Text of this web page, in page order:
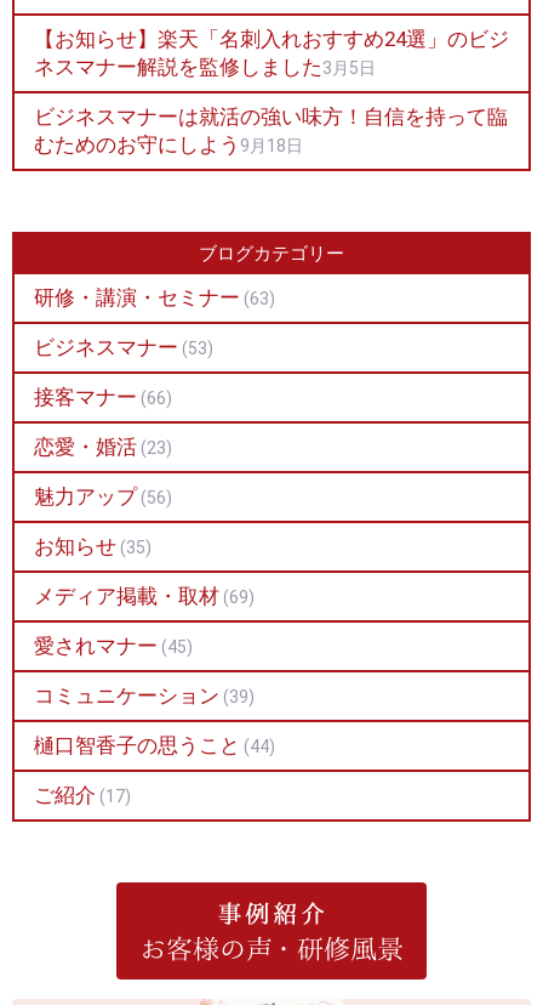
【お知らせ】楽天「名刺入れおすすめ24選」のビジ
ネスマナー解説を監修しました3月5日
ビジネスマナーは就活の強い味方！自信を持って臨
むためのお守にしよう 9月18日
ブログカテゴリー
研修・講演・セミナー (63)
ビジネスマナー (53)
接客マナー (66)
恋愛・婚活 (23)
魅力アップ (56)
お知らせ (35)
メディア掲載・取材 (69)
愛されマナー (45)
コミュニケーション (39)
樋口智香子の思うこと (44)
ご紹介 (17)